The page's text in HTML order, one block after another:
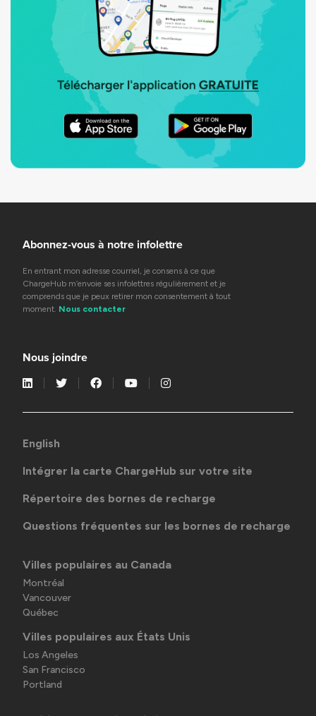
Abonnez-vous à notre infolettre
En entrant mon adresse courriel, je consens à ce que
ChargeHub m’envoie ses infolettres régulièrement et je
comprends que je peux retirer mon consentement à tout
moment. Nous contacter
Nous joindre
English
Intégrer la carte ChargeHub sur votre site
Répertoire des bornes de recharge
Questions fréquentes sur les bornes de recharge
Villes populaires au Canada
Montréal
Vancouver
Québec
Villes populaires aux États Unis
Los Angeles
San Francisco
Portland